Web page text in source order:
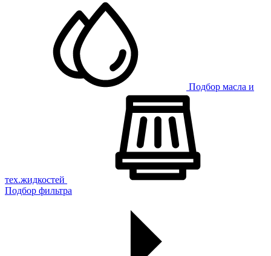
Подбор масла и
тех.жидкостей
Подбор фильтра